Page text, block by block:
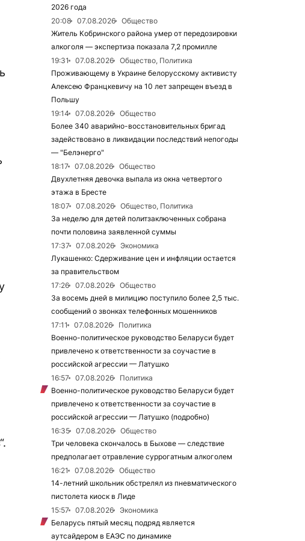
2026 года
20:08
07.08.2026
Общество
Житель Кобринского района умер от передозировки
алкоголя — экспертиза показала 7,2 промилле
19:31
07.08.2026
Общество, Политика
Проживающему в Украине белорусскому активисту
Алексею Францкевичу на 10 лет запрещен въезд в
Польшу
19:14
07.08.2026
Общество
Более 340 аварийно-восстановительных бригад
задействовано в ликвидации последствий непогоды
— "Белэнерго"
18:17
07.08.2026
Общество
Двухлетняя девочка выпала из окна четвертого
этажа в Бресте
18:07
07.08.2026
Общество, Политика
За неделю для детей политзаключенных собрана
почти половина заявленной суммы
17:37
07.08.2026
Экономика
Лукашенко: Сдерживание цен и инфляции остается
за правительством
17:26
07.08.2026
Общество
За восемь дней в милицию поступило более 2,5 тыс.
сообщений о звонках телефонных мошенников
17:11
07.08.2026
Политика
Военно-политическое руководство Беларуси будет
привлечено к ответственности за соучастие в
российской агрессии — Латушко
16:57
07.08.2026
Политика
Военно-политическое руководство Беларуси будет
привлечено к ответственности за соучастие в
российской агрессии — Латушко (подробно)
16:35
07.08.2026
Общество
Три человека скончалось в Быхове — следствие
предполагает отравление суррогатным алкоголем
16:21
07.08.2026
Общество
14-летний школьник обстрелял из пневматического
пистолета киоск в Лиде
15:57
07.08.2026
Экономика
Беларусь пятый месяц подряд является
аутсайдером в ЕАЭС по динамике